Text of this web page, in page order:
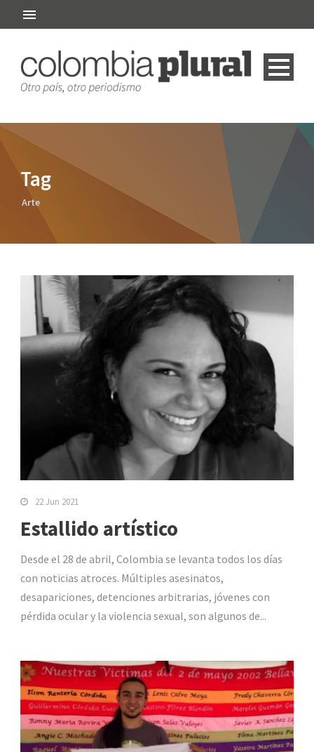
Tag
Arte
22 Jun 2021
Estallido artístico
Desde el 28 de abril, Colombia se levanta todos los días
con noticias atroces. Múltiples asesinatos,
desapariciones, detenciones arbitrarias, jóvenes con
pérdida ocular y la violencia sexual, son algunos de...